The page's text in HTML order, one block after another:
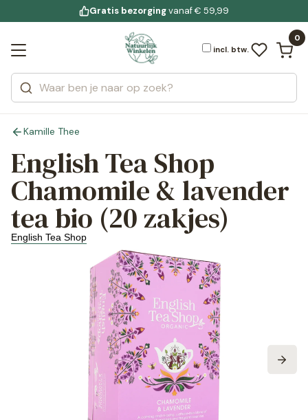
Jouw bewuste leefstijl
voor 19:00 uur besteld
Gratis bezorgingvanaf € 59,99
incl. btw.
0
Zoeken
Categorieën
Merken
Bekijk alle resultaten
Kamille Thee
English Tea Shop
Chamomile & lavender
tea bio (20 zakjes)
English Tea Shop